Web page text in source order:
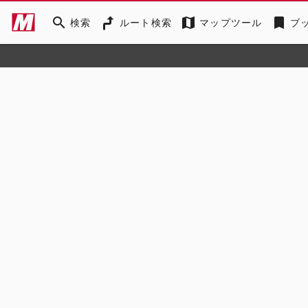
search 検索 ルート検索 map マップツール bookmark ブ